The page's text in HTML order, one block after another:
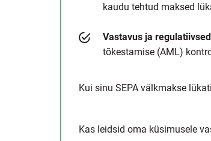
kaudu tehtud maksed
Vastavus ja
tõkestamise (AML)
Kui sinu SEPA välkmakse
Kas leidsid oma küsimusele